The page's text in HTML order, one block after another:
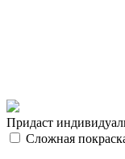
Придаст
Сложная